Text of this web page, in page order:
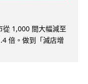
從 1,000 間大幅減至
倍。做到「減店增